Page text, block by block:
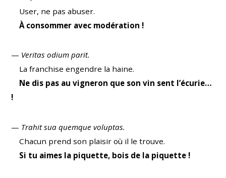
User, ne pas abuser.
À consommer avec modération !
— Veritas odium parit.
La franchise engendre la haine.
Ne dis pas au vigneron que son vin sent l’écurie…
!
— Trahit sua quemque voluptas.
Chacun prend son plaisir où il le trouve.
Si tu aimes la piquette, bois de la piquette !